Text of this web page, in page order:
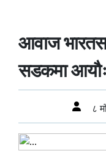
आवाज
सडकमा
८